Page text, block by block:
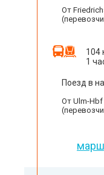
От
104
1
Поезд в
От Ulm-